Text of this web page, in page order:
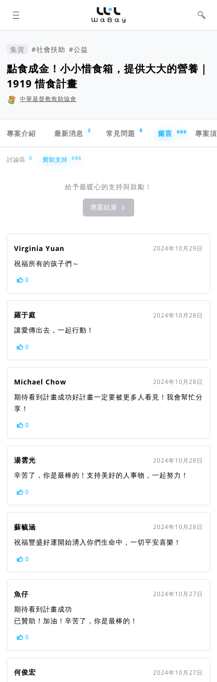
WaBay 挖貝 | 台灣最值得信賴的群眾
集資 / 群眾募資平台
集資 #社會扶助 #公益
點食成金！小小惜食箱，提供大大的營養｜
1919 惜食計畫
中華基督教救助協會
專案介紹
最新消息 2 常見問題 8 留言 686 專案
討論區 0 贊助支持 686
給予最暖心的支持與鼓勵！
專案結束
Virginia Yuan 2024年10月29日
祝福所有的孩子們～
0
羅于庭 2024年10月28日
讓愛傳出去，一起行動！
0
Michael Chow 2024年10月28日
期待看到計畫成功好計畫一定要被更多人看見！我會幫忙分
享！
0
湯雲光 2024年10月28日
辛苦了，你是最棒的！支持美好的人事物，一起努力！
0
蘇毓涵 2024年10月28日
祝福豐盛好運開始湧入你們生命中，一切平安喜樂！
0
魚仔 2024年10月27日
期待看到計畫成功
已贊助！加油！辛苦了，你是最棒的！
0
何俊宏 2024年10月27日